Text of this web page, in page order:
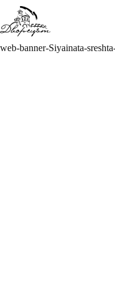
content
web-banner-Siyainata-